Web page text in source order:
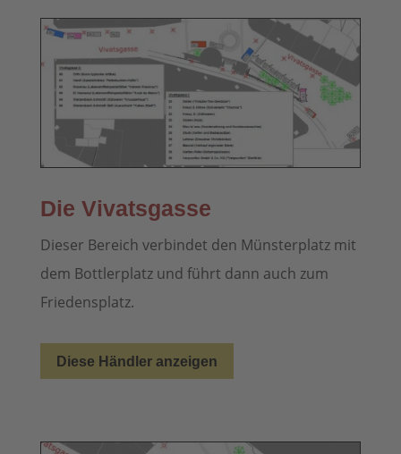
Die Vivatsgasse
Dieser Bereich verbindet den Münsterplatz mit
dem Bottlerplatz und führt dann auch zum
Friedensplatz.
Diese Händler anzeigen